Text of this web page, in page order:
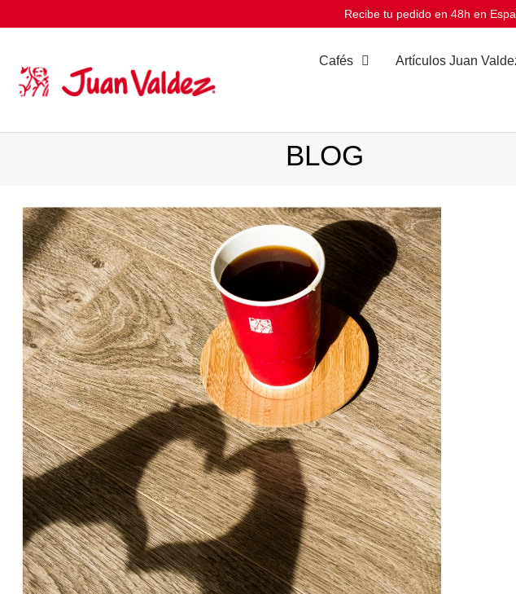
Recibe tu pedido en 48h en
Cafés Artículos Juan
BLOG